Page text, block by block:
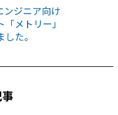
ジニア向け
メトリー」
た。